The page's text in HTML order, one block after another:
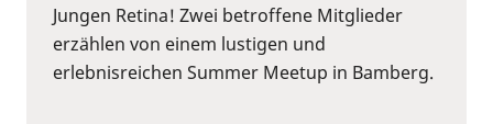
Jungen Retina! Zwei betroffene Mitglieder
erzählen von einem lustigen und
erlebnisreichen Summer Meetup in Bamberg.